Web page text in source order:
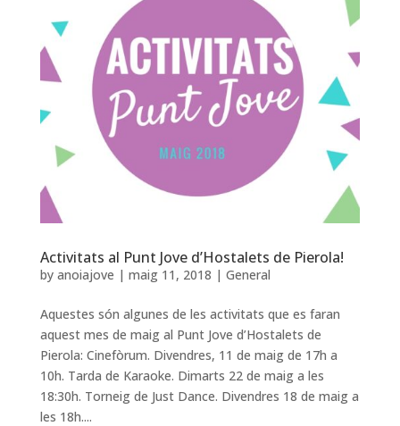
Activitats al Punt Jove d’Hostalets de Pierola!
by anoiajove | maig 11, 2018 | General
Aquestes són algunes de les activitats que es faran
aquest mes de maig al Punt Jove d’Hostalets de
Pierola: Cinefòrum. Divendres, 11 de maig de 17h a
10h. Tarda de Karaoke. Dimarts 22 de maig a les
18:30h. Torneig de Just Dance. Divendres 18 de maig a
les 18h....